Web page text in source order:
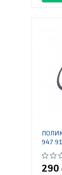
947
290